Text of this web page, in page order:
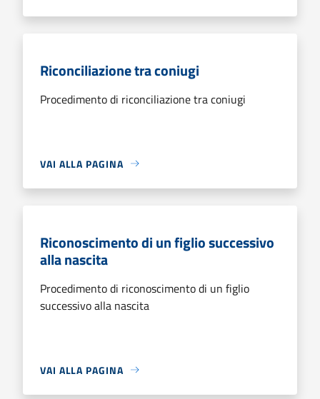
Riconciliazione tra coniugi
Procedimento di riconciliazione tra coniugi
VAI ALLA PAGINA
Riconoscimento di un figlio successivo
alla nascita
Procedimento di riconoscimento di un figlio
successivo alla nascita
VAI ALLA PAGINA